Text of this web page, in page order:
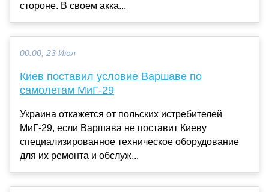
стороне. В своем акка...
00:00, 23 Июл
Киев поставил условие Варшаве по
самолетам МиГ-29
Украина откажется от польских истребителей
МиГ-29, если Варшава не поставит Киеву
специализированное техническое оборудование
для их ремонта и обслуж...